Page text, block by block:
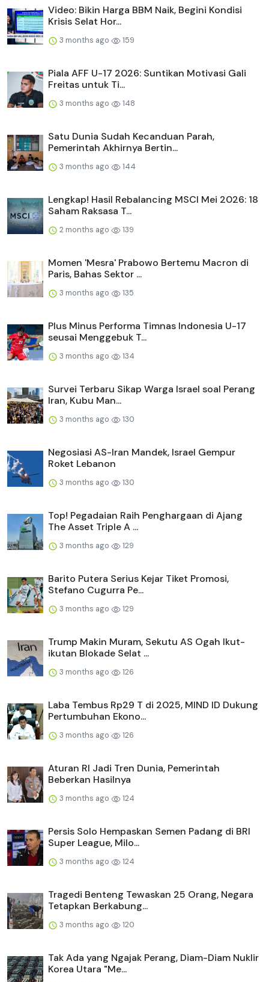
Video: Bikin Harga BBM Naik, Begini Kondisi
Krisis Selat Hor...
3 months ago 159
Piala AFF U-17 2026: Suntikan Motivasi Gali
Freitas untuk Ti...
3 months ago 148
Satu Dunia Sudah Kecanduan Parah,
Pemerintah Akhirnya Bertin...
3 months ago 144
Lengkap! Hasil Rebalancing MSCI Mei 2026: 18
Saham Raksasa T...
2 months ago 139
Momen 'Mesra' Prabowo Bertemu Macron di
Paris, Bahas Sektor ...
3 months ago 135
Plus Minus Performa Timnas Indonesia U-17
seusai Menggebuk T...
3 months ago 134
Survei Terbaru Sikap Warga Israel soal Perang
Iran, Kubu Man...
3 months ago 130
Negosiasi AS-Iran Mandek, Israel Gempur
Roket Lebanon
3 months ago 130
Top! Pegadaian Raih Penghargaan di Ajang
The Asset Triple A ...
3 months ago 129
Barito Putera Serius Kejar Tiket Promosi,
Stefano Cugurra Pe...
3 months ago 129
Trump Makin Muram, Sekutu AS Ogah Ikut-
ikutan Blokade Selat ...
3 months ago 126
Laba Tembus Rp29 T di 2025, MIND ID Dukung
Pertumbuhan Ekono...
3 months ago 126
Aturan RI Jadi Tren Dunia, Pemerintah
Beberkan Hasilnya
3 months ago 124
Persis Solo Hempaskan Semen Padang di BRI
Super League, Milo...
3 months ago 124
Tragedi Benteng Tewaskan 25 Orang, Negara
Tetapkan Berkabung...
3 months ago 120
Tak Ada yang Ngajak Perang, Diam-Diam Nuklir
Korea Utara "Me...